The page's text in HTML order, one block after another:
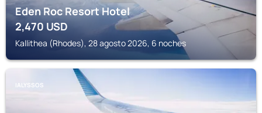
Eden Roc Resort Hotel
2,470 USD
Kallithea (Rhodes), 28 agosto 2026, 6 noches
IALYSSOS